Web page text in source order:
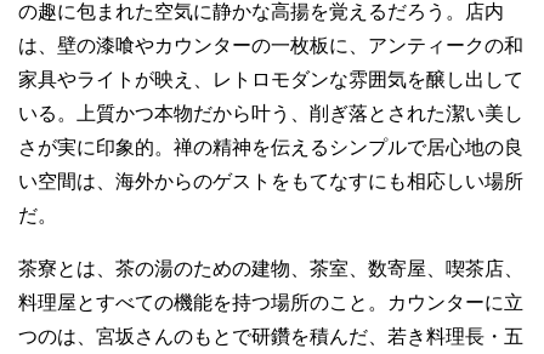
の趣に包まれた空気に静かな高揚を覚えるだろう。店内
は、壁の漆喰やカウンターの一枚板に、アンティークの和
家具やライトが映え、レトロモダンな雰囲気を醸し出して
いる。上質かつ本物だから叶う、削ぎ落とされた潔い美し
さが実に印象的。禅の精神を伝えるシンプルで居心地の良
い空間は、海外からのゲストをもてなすにも相応しい場所
だ。
茶寮とは、茶の湯のための建物、茶室、数寄屋、喫茶店、
料理屋とすべての機能を持つ場所のこと。カウンターに立
つのは、宮坂さんのもとで研鑽を積んだ、若き料理長・五